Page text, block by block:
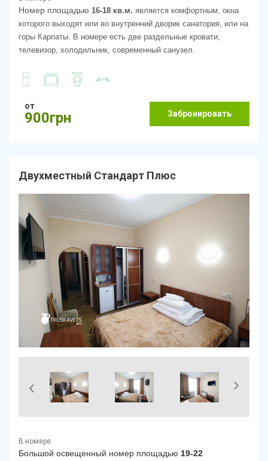
Номер площадью 16-18 кв.м. является комфортным, окна
которого выходят или во внутренний дворик санатория, или на
горы Карпаты. В номере есть две раздельные кровати,
телевизор, холодильник, современный санузел.
от
900грн Забронировать
Двухместный Стандарт Плюс
В номере:
Большой освещенный номер площадью 19-22